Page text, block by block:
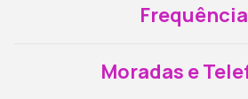
Moradas e